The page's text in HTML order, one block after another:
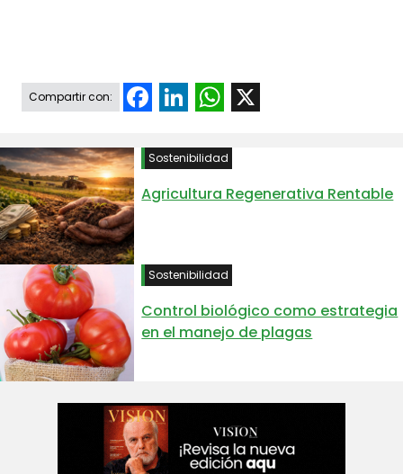
Compartir con: FacebookLinkedInWhatsApp
Sostenibilidad
Agricultura Regenerativa Rentable
Sostenibilidad
Control biológico como estrategia
en el manejo de plagas